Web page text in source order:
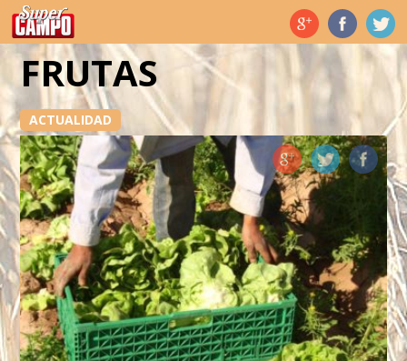
Temas de hoy
FRUTAS
ACTUALIDAD